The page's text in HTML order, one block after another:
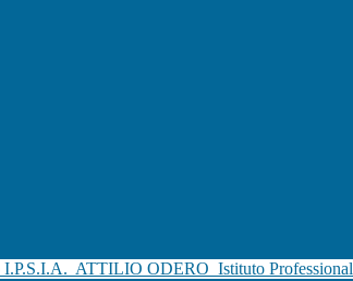
I.P.S.I.A. ATTILIO ODERO Istituto